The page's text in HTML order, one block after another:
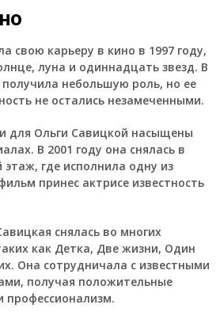
свою карьеру в кино в 1997 году,
луна и одиннадцать звезд. В
небольшую роль, но ее
не остались незамеченными.
для Ольги Савицкой насыщены
В 2001 году она снялась в
где исполнила одну из
принес актрисе известность
снялась во многих
как Детка, Две жизни, Один
Она сотрудничала с известными
получая положительные
профессионализм.